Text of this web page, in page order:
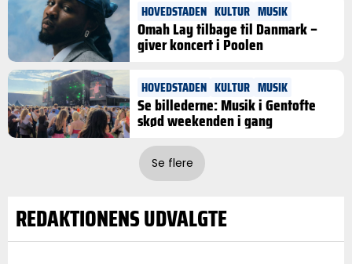
HOVEDSTADEN KULTUR MUSIK
Omah Lay tilbage til Danmark –
giver koncert i Poolen
HOVEDSTADEN KULTUR MUSIK
Se billederne: Musik i Gentofte
skød weekenden i gang
Se flere
REDAKTIONENS UDVALGTE